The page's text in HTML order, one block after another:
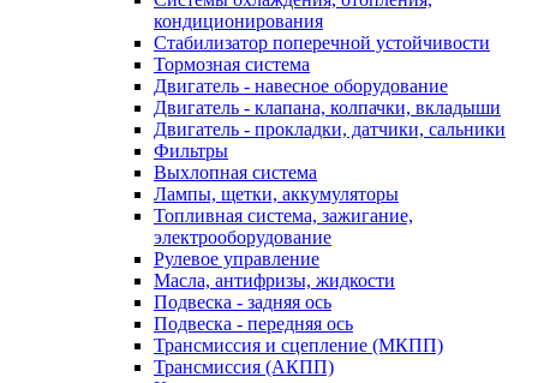
кондиционирования
Стабилизатор поперечной устойчивости
Тормозная система
Двигатель - навесное оборудование
Двигатель - клапана, колпачки, вкладыши
Двигатель - прокладки, датчики, сальники
Фильтры
Выхлопная система
Лампы, щетки, аккумуляторы
Топливная система, зажигание,
электрооборудование
Рулевое управление
Масла, антифризы, жидкости
Подвеска - задняя ось
Подвеска - передняя ось
Трансмиссия и сцепление (МКПП)
Трансмиссия (АКПП)